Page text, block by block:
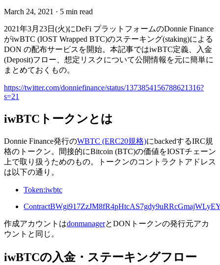
March 24, 2021 · 5 min read
2021年3月23日(火)にDeFi プラットフォームのDonnie Finance
がiwBTC (IOST Wrapped BTC)のステーキング(staking)による
DON の配布サービスを開始。本記事ではiwBTC定義、入金
(Deposit)フロー、想定リスクについて公開情報を元に簡単に
まとめておくもの。
https://twitter.com/donniefinance/status/1373854156788621316?
s=21
iwBTCトークンとは
Donnie Finance発行のWBTC (ERC20規格)にbackedするIRC規
格のトークン。間接的にBitcoin (BTC)の価値をIOSTチェーン
上で取り扱うためのもの。トークンのコントラクトアドレス
は以下の通り。
Token:iwbtc
作成アカウントはdonmanagerとDONトークンの発行元アカ
ウントと同じ。
iwBTCの入金・ステーキングフロー